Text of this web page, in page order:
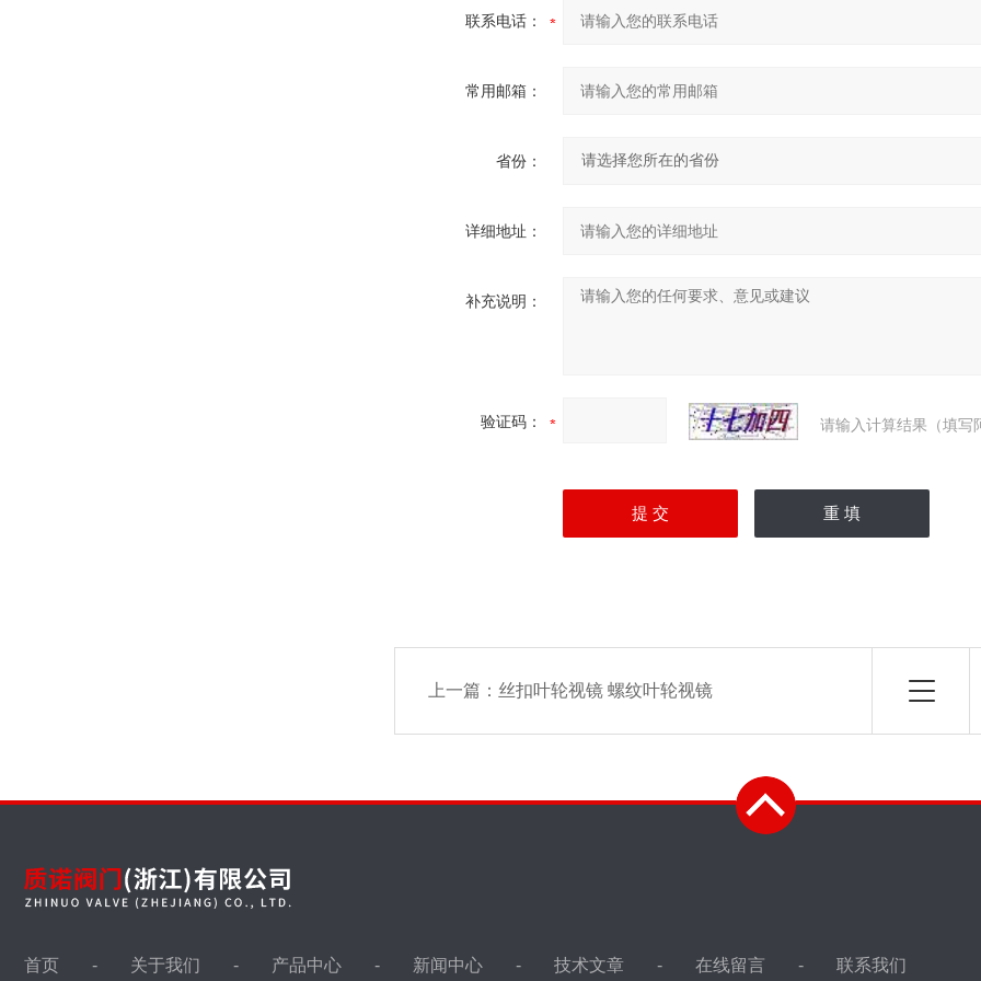
联系电话：
常用邮箱：
省份：
详细地址：
补充说明：
验证码： 请输入计算结果（填写
上一篇： 丝扣叶轮视镜 螺纹叶轮视镜
首页 关于我们 产品中心 新闻中心 技术文章 在线留言 联系我们